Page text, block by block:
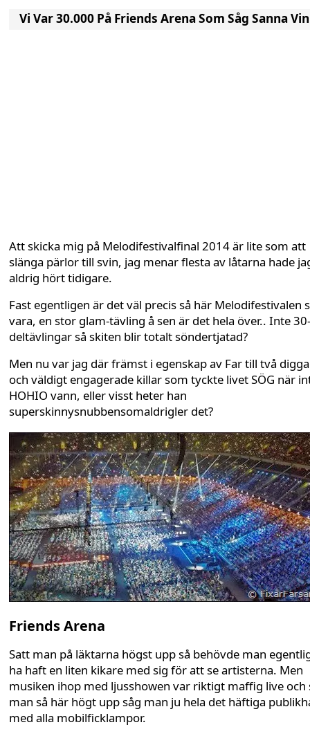
Vi Var 30.000 På Friends Arena Som Såg Sanna
Att skicka mig på Melodifestivalfinal 2014 är lite som att
slänga pärlor till svin, jag menar flesta av låtarna hade
aldrig hört tidigare.
Fast egentligen är det väl precis så här Melodifestivalen
vara, en stor glam-tävling å sen är det hela över.. Inte
deltävlingar så skiten blir totalt söndertjatad?
Men nu var jag där främst i egenskap av Far till två
och väldigt engagerade killar som tyckte livet SÖG när
HOHIO vann, eller visst heter han
superskinnysnubbensomaldrigler det?
Friends Arena
Satt man på läktarna högst upp så behövde man
ha haft en liten kikare med sig för att se artisterna. Men
musiken ihop med ljusshowen var riktigt maffig live och
man så här högt upp såg man ju hela det häftiga
med alla mobilficklampor.